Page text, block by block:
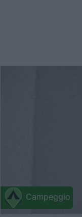
Campeggio